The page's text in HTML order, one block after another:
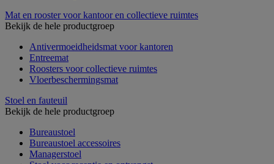
Mat en rooster voor kantoor en collectieve ruimtes
Bekijk de hele productgroep
Antivermoeidheidsmat voor kantoren
Entreemat
Roosters voor collectieve ruimtes
Vloerbeschermingsmat
Stoel en fauteuil
Bekijk de hele productgroep
Bureaustoel
Bureaustoel accessoires
Managerstoel